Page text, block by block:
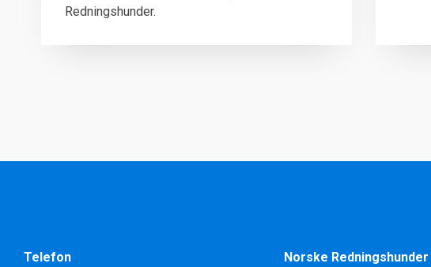
Redningshunder.
Telefon Norske Redningshunder